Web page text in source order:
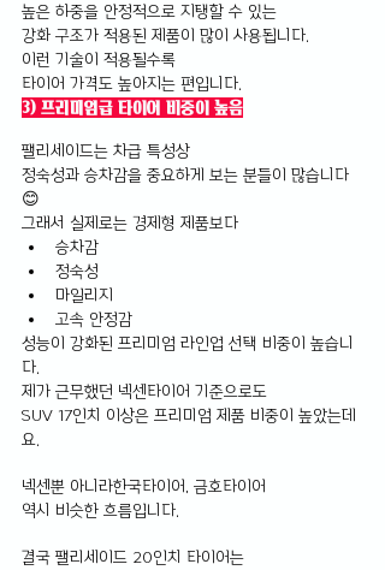
높은 하중을 안정적으로 지탱할 수 있는
강화 구조가 적용된 제품이 많이 사용됩니다.
이런 기술이 적용될수록
타이어 가격도 높아지는 편입니다.
3) 프리미엄급 타이어 비중이 높음
팰리세이드는 차급 특성상
정숙성과 승차감을 중요하게 보는 분들이 많습니다
😊
그래서 실제로는 경제형 제품보다
승차감
정숙성
마일리지
고속 안정감
성능이 강화된 프리미엄 라인업 선택 비중이 높습니
다.
제가 근무했던 넥센타이어 기준으로도
SUV 17인치 이상은 프리미엄 제품 비중이 높았는데
요.
넥센뿐 아니라한국타이어, 금호타이어
역시 비슷한 흐름입니다.
결국 팰리세이드 20인치 타이어는